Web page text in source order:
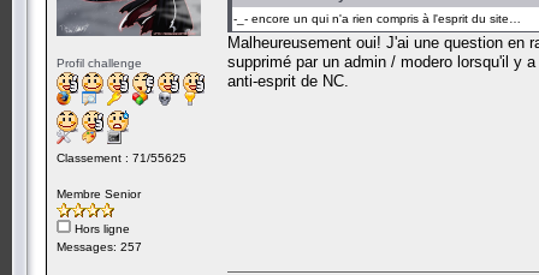
Profil challenge
Classement : 71/55625
Membre Senior
Hors ligne
Messages: 257
-_- encore un qui n'a rien compris à l'esprit du site…
Malheureusement oui! J'ai une question en
supprimé par un admin / modero lorsqu'il y
anti-esprit de NC.